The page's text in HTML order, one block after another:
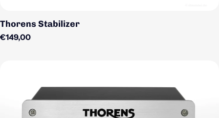
Thorens Stabilizer
Regulärer Preis
€149,00